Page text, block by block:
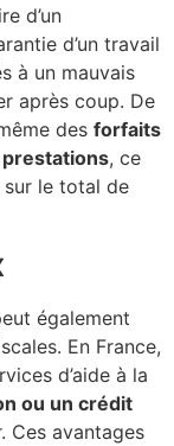
d’un
d’un travail
à un mauvais
après coup. De
des forfaits
, ce
sur le total de
également
En France,
d’aide à la
ou un crédit
Ces avantages